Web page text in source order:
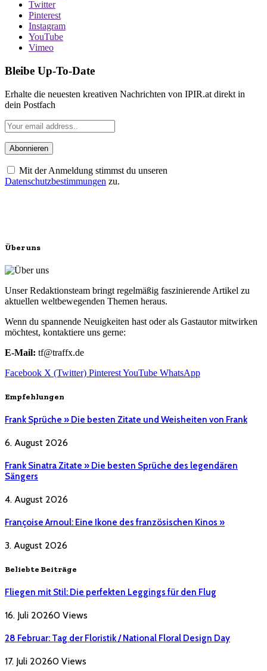
Twitter
Pinterest
Instagram
YouTube
Vimeo
Bleibe Up-To-Date
Erhalte die neuesten kreativen Nachrichten von IPIR.at direkt in
dein Postfach
Mit der Anmeldung stimmst du unseren
Datenschutzbestimmungen zu.
Über uns
Unser Redaktionsteam bringt regelmäßig faszinierende Artikel zu
aktuellen weltbewegenden Themen heraus.
Wenn du spannende Neuigkeiten hast oder als Gastautor mitwirken
möchtest, kontaktiere uns gerne:
E-Mail: tf@traffx.de
Facebook X (Twitter) PinterestYouTube WhatsApp
Empfehlungen
Frank Sprüche » Die besten Zitate und Weisheiten von Frank
6. August 2026
Frank Sinatra Zitate » Die besten Sprüche des legendären
Sängers
4. August 2026
Françoise Arnoul: Eine Ikone des französischen Kinos »
3. August 2026
Beliebte Beiträge
Fliegen mit Stil: Die perfekten Leggings für den Flug
16. Juli 20260 Views
28 Februar: Tag der Floristik / National Floral Design Day
17. Juli 20260 Views